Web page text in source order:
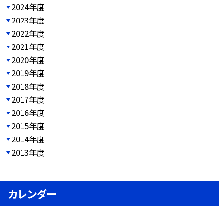
2024年度
2023年度
2022年度
2021年度
2020年度
2019年度
2018年度
2017年度
2016年度
2015年度
2014年度
2013年度
カレンダー